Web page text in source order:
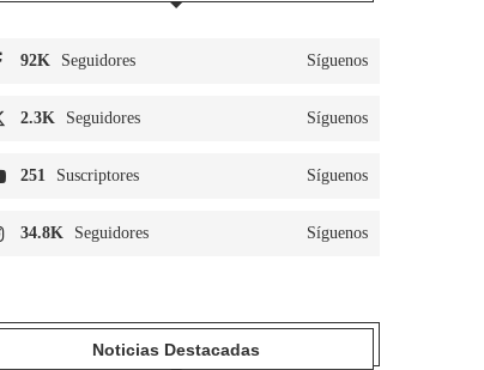
92K Seguidores Síguenos
2.3K Seguidores Síguenos
251 Suscriptores Síguenos
34.8K Seguidores Síguenos
Noticias Destacadas